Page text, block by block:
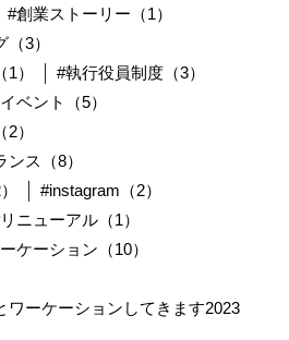
#創業ストーリー（1）
3）
）
#執行役員制度（3）
ベント（5）
）
ス（8）
#instagram（2）
ニューアル（1）
ケーション（10）
ワーケーションしてきます2023